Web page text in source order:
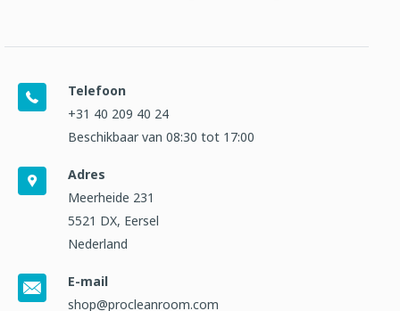
Telefoon
+31 40 209 40 24
Beschikbaar van 08:30 tot 17:00
Adres
Meerheide 231
5521 DX, Eersel
Nederland
E-mail
shop@procleanroom.com